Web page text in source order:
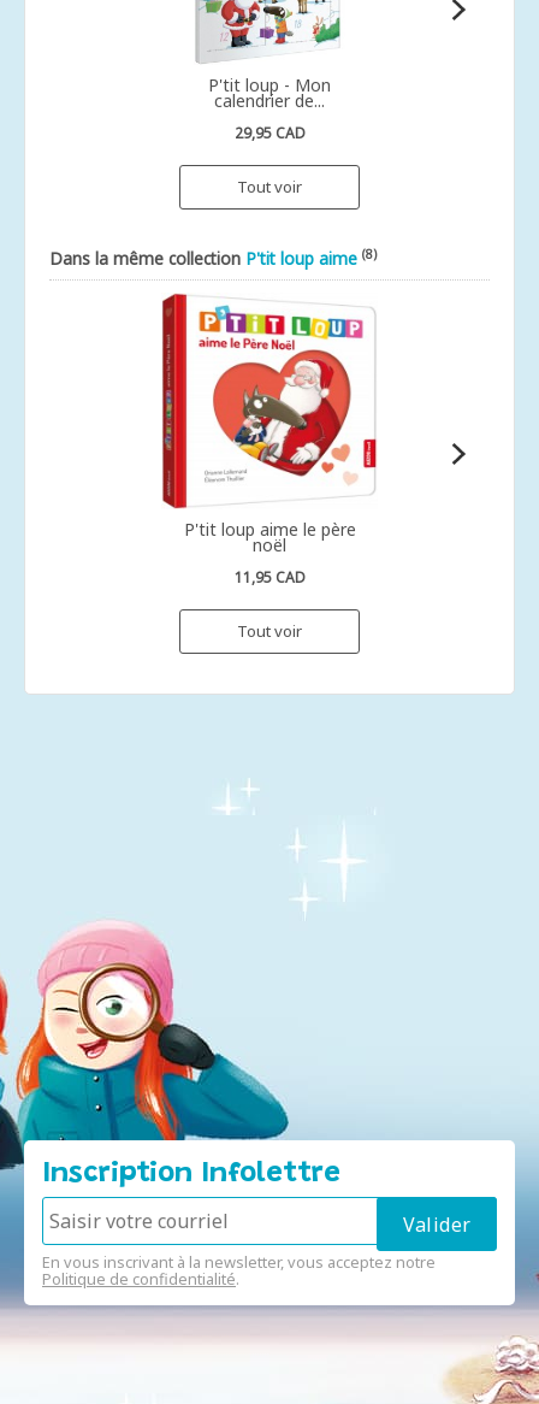
P'tit loup - Mon
calendrier de...
29,95 CAD
Tout voir
Dans la même collection P'tit loup aime (8)
P'tit loup aime le père
noël
11,95 CAD
Tout voir
Inscription Infolettre
En vous inscrivant à la newsletter, vous acceptez notre
Politique de confidentialité.